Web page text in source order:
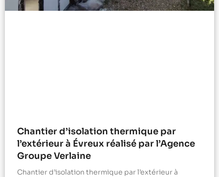
Chantier d’isolation thermique par
l’extérieur à Évreux réalisé par l’Agence
Groupe Verlaine
Chantier d’isolation thermique par l’extérieur à